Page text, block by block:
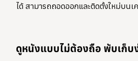
ได้ สามารถถอดออกและติดตั้งใหม่บนเ
ดูหนังแบบไม่ต้องถือ พับเก็บ